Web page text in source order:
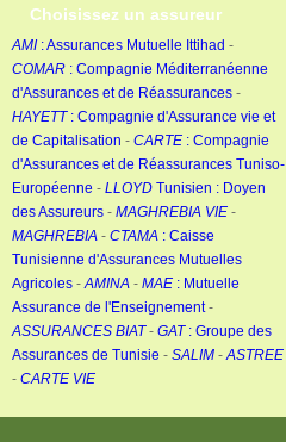
Choisissez un assureur
AMI: Assurances Mutuelle Ittihad -
COMAR : Compagnie Méditerranéenne
d'Assurances et de Réassurances -
HAYETT: Compagnie d'Assurance vie et
de Capitalisation - CARTE : Compagnie
d'Assurances et de Réassurances Tuniso-
Européenne - LLOYD Tunisien : Doyen
des Assureurs - MAGHREBIA VIE -
MAGHREBIA - CTAMA : Caisse
Tunisienne d'Assurances Mutuelles
Agricoles -AMINA - MAE : Mutuelle
Assurance de l'Enseignement-
ASSURANCES BIAT- GAT: Groupe des
Assurances de Tunisie - SALIM -ASTREE
- CARTE VIE